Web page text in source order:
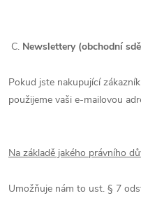
C. Newslettery (obchodní
Pokud jste nakupující
použijeme vaši e-mailovou
Na základě jakého právního
Umožňuje nám to ust. § 7